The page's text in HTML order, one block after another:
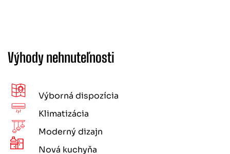
Výhody nehnuteľnosti
Výborná dispozícia
Klimatizácia
Moderný dizajn
Nová kuchyňa